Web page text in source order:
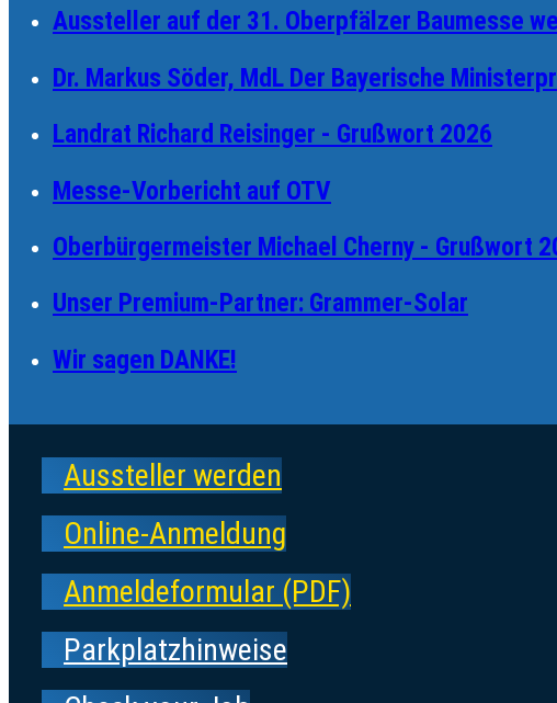
Aussteller auf der 31. Oberpfälzer Baumesse
Dr. Markus Söder, MdL Der Bayerische
Landrat Richard Reisinger - Grußwort 2026
Messe-Vorbericht auf OTV
Oberbürgermeister Michael Cherny - Grußwort
Unser Premium-Partner: Grammer-Solar
Wir sagen DANKE!
Aussteller werden
Online-Anmeldung
Anmeldeformular (PDF)
Parkplatzhinweise